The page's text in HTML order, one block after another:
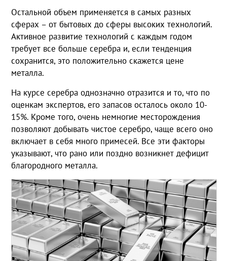
Остальной объем применяется в самых разных
сферах – от бытовых до сферы высоких технологий.
Активное развитие технологий с каждым годом
требует все больше серебра и, если тенденция
сохранится, это положительно скажется цене
металла.
На курсе серебра однозначно отразится и то, что по
оценкам экспертов, его запасов осталось около 10-
15%. Кроме того, очень немногие месторождения
позволяют добывать чистое серебро, чаще всего оно
включает в себя много примесей. Все эти факторы
указывают, что рано или поздно возникнет дефицит
благородного металла.